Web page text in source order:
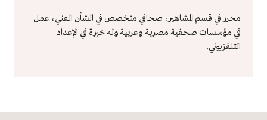
محرر في قسم المشاهير، صحافي متخصص في الشأن الفني، عمل
في مؤسسات صحفية مصرية وعربية وله خبرة في الإعداد
التلفزيوني.